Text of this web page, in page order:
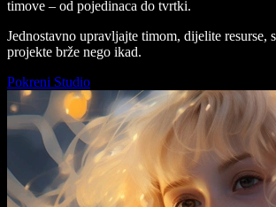
timove – od pojedinaca do tvrtki.
Jednostavno upravljajte timom, dijelite resurse,
projekte brže nego ikad.
Pokreni Studio